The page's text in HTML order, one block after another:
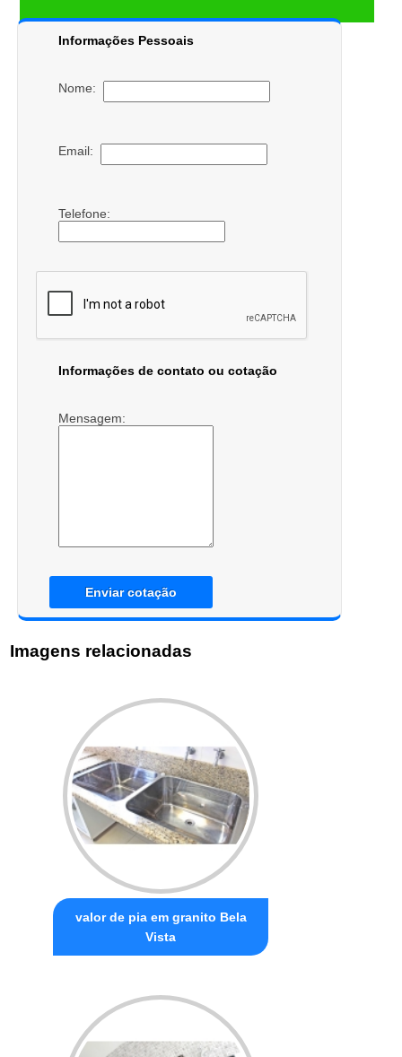
Informações Pessoais
Nome:
Email:
Telefone:
Informações de contato ou cotação
Mensagem:
Enviar cotação
Imagens relacionadas
valor de pia em granito Bela
Vista